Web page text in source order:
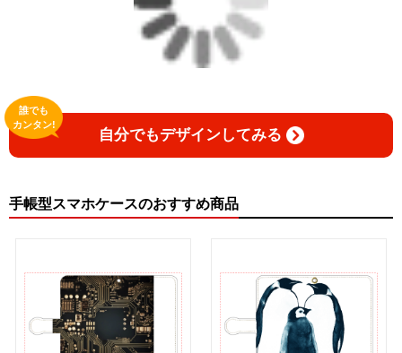
自分でもデザインしてみる
誰でも
カンタン!
手帳型スマホケースのおすすめ商品